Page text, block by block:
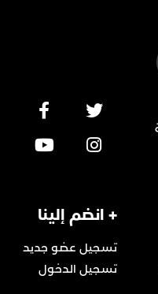
+ انضم إلينا
تسجيل عضو جديد
تسجيل الدخول